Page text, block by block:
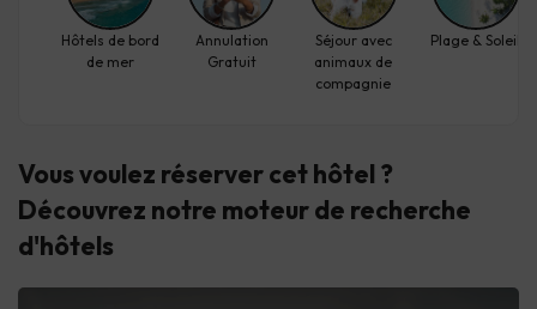
Hôtels de bord
de mer
Annulation
Gratuit
Séjour avec
animaux de
compagnie
Plage & Soleil
Vous voulez réserver cet hôtel ?
Découvrez notre moteur de recherche
d'hôtels